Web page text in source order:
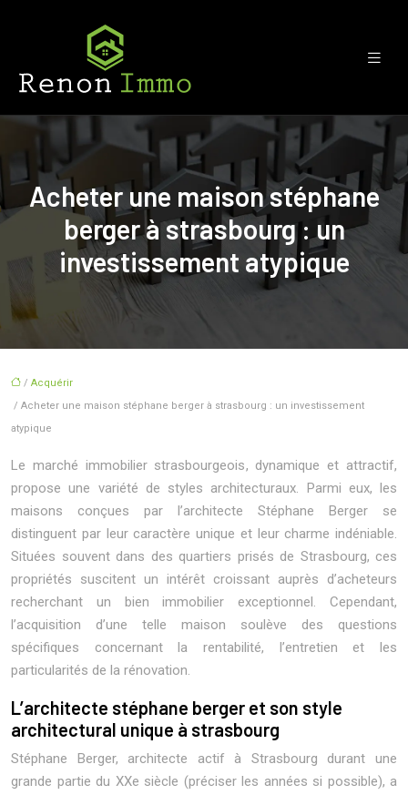
Acheter une maison stéphane
berger à strasbourg : un
investissement atypique
/ Acquérir
/ Acheter une maison stéphane berger à strasbourg : un investissement
atypique
Le marché immobilier strasbourgeois, dynamique et attractif,
propose une variété de styles architecturaux. Parmi eux, les
maisons conçues par l’architecte Stéphane Berger se
distinguent par leur caractère unique et leur charme indéniable.
Situées souvent dans des quartiers prisés de Strasbourg, ces
propriétés suscitent un intérêt croissant auprès d’acheteurs
recherchant un bien immobilier exceptionnel. Cependant,
l’acquisition d’une telle maison soulève des questions
spécifiques concernant la rentabilité, l’entretien et les
particularités de la rénovation.
L’architecte stéphane berger et son style
architectural unique à strasbourg
Stéphane Berger, architecte actif à Strasbourg durant une
grande partie du XXe siècle (préciser les années si possible), a